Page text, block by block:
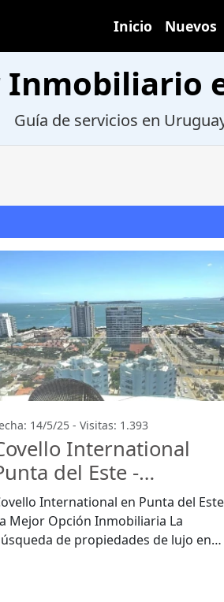
Inicio Nuevos
Inmobiliario
Guía de servicios en
14/5/25 - Visitas: 1.393
International
del Este -
International en Punta del
Mejor Opción Inmobiliaria La
de propiedades de lujo en